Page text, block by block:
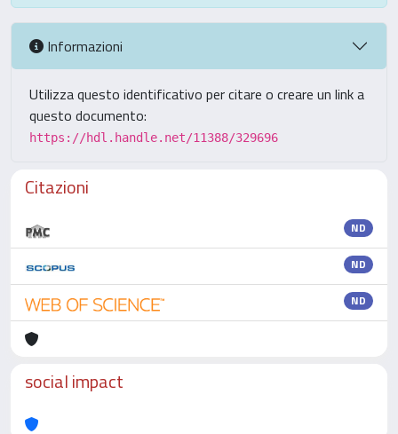
Informazioni
Utilizza questo identificativo per citare o creare un link a
questo documento:
https://hdl.handle.net/11388/329696
Citazioni
ND
ND
ND
social impact